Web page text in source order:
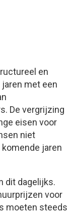
en
met een
De vergrijzing
eisen voor
niet
jaren
dit dagelijks.
voor
moeten steeds